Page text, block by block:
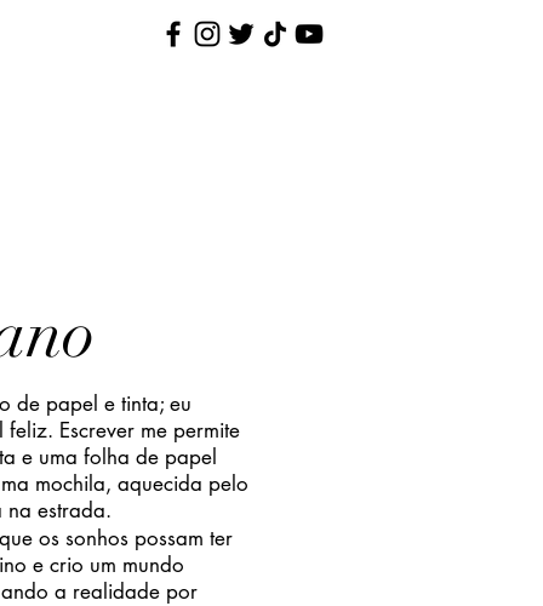
de papel e tinta; eu
Escrever me permite
e uma folha de papel
mochila, aquecida pelo
estrada.
os sonhos possam ter
e crio um mundo
a realidade por